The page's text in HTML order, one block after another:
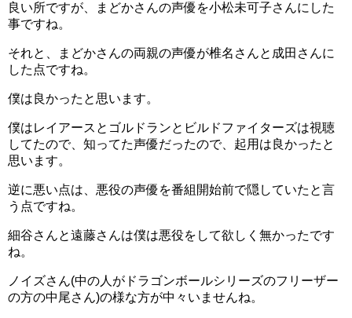
良い所ですが、まどかさんの声優を小松未可子さんにした
事ですね。
それと、まどかさんの両親の声優が椎名さんと成田さんに
した点ですね。
僕は良かったと思います。
僕はレイアースとゴルドランとビルドファイターズは視聴
してたので、知ってた声優だったので、起用は良かったと
思います。
逆に悪い点は、悪役の声優を番組開始前で隠していたと言
う点ですね。
細谷さんと遠藤さんは僕は悪役をして欲しく無かったです
ね。
ノイズさん(中の人がドラゴンボールシリーズのフリーザー
の方の中尾さん)の様な方が中々いませんね。